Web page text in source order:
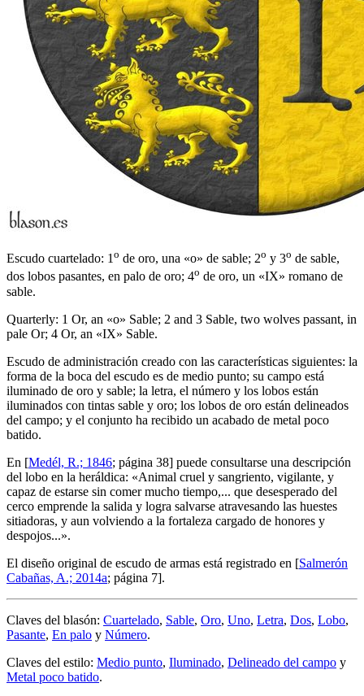
Escudo cuartelado: 1 o de oro, una «o» de sable; 2o y 3o de sable,
dos lobos pasantes, en palo de oro; 4o de oro, un «IX» romano de
sable.
Quarterly: 1 Or, an «o» Sable; 2 and 3 Sable, two wolves passant, in
pale Or; 4 Or, an «IX» Sable.
Escudo de administración creado con las características siguientes: la
forma de la boca del escudo es de medio punto; su campo está
iluminado de oro y sable; la letra, el número y los lobos están
iluminados con tintas sable y oro; los lobos de oro están delineados
del campo; y el conjunto ha recibido un acabado de metal poco
batido.
En [Medél, R.; 1846; página 38] puede consultarse una descripción
del lobo en la heráldica: «Animal cruel y sangriento, vigilante, y
capaz de estarse sin comer mucho tiempo,... que desesperado del
cerco emprende la salida y logra salvarse atravesando las huestes
sitiadoras, y aun volviendo a la fortaleza cargado de honores y
despojos...».
El diseño original de escudo de armas está registrado en [Salmerón
Cabañas, A.; 2014a; página 7].
Claves del blasón: Cuartelado, Sable, Oro, Uno, Letra, Dos, Lobo,
Pasante, En palo y Número.
Claves del estilo: Medio punto, Iluminado, Delineado del campo y
Metal poco batido.